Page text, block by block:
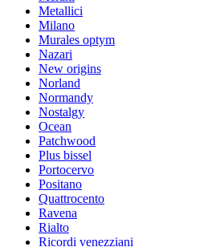
Metallici
Milano
Murales optym
Nazari
New origins
Norland
Normandy
Nostalgy
Ocean
Patchwood
Plus bissel
Portocervo
Positano
Quattrocento
Ravena
Rialto
Ricordi venezziani